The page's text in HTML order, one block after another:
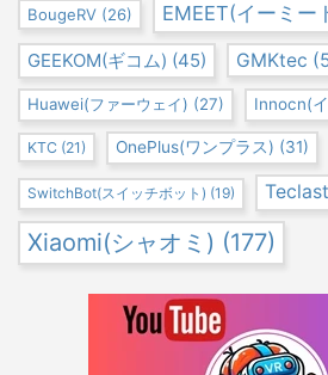
BougeRV (26) EMEET(イーミー
GEEKOM(ギコム) (45) GMKtec
Huawei(ファーウェイ) (27) Innocn(
KTC (21) OnePlus(ワンプラス) (31)
SwitchBot(スイッチボット) (19)
Xiaomi(シャオミ) (177)